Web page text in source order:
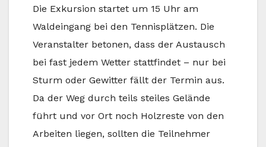
Die Exkursion startet um 15 Uhr am
Waldeingang bei den Tennisplätzen. Die
Veranstalter betonen, dass der Austausch
bei fast jedem Wetter stattfindet – nur bei
Sturm oder Gewitter fällt der Termin aus.
Da der Weg durch teils steiles Gelände
führt und vor Ort noch Holzreste von den
Arbeiten liegen, sollten die Teilnehmer